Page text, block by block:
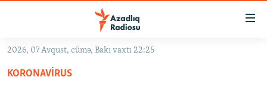
Əsas
qayıt
2026, 07 Avqust, cümə, Bakı vaxtı 22:25
KORONAVIRUS